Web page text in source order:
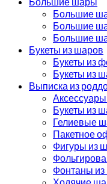
Большие
Большие
Большие
Букеты из шаров
Букеты из
Букеты из
Выписка из
Букеты из
Гелиевые
Пакетное
Фигуры из
Фонтаны из